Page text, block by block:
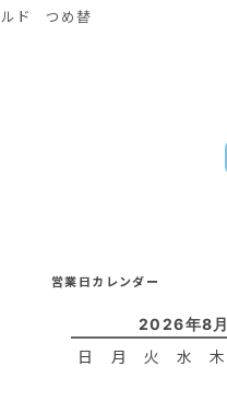
ルド つめ替
営業日カレンダー
2026年8月
日 月 火 水 木